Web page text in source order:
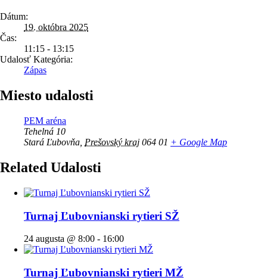
Dátum:
19. októbra 2025
Čas:
11:15 - 13:15
Udalosť Kategória:
Zápas
Miesto udalosti
PEM aréna
Tehelná 10
Stará Ľubovňa Prešovský kraj 064 01 + Google Map
Related Udalosti
Turnaj Ľubovnianski rytieri SŽ
24 augusta @ 8:00 - 16:00
Turnaj Ľubovnianski rytieri MŽ